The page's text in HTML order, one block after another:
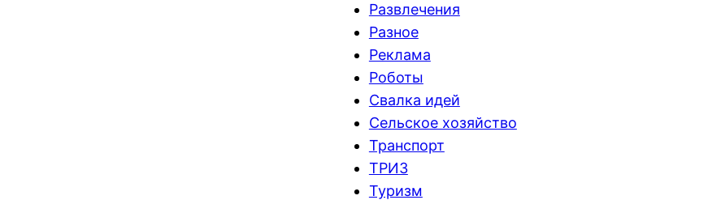
Развлечения
Разное
Реклама
Роботы
Свалка идей
Сельское хозяйство
Транспорт
ТРИЗ
Туризм